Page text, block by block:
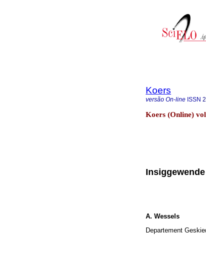
Koers
versão On-line ISSN
Koers (Online)
A. Wessels
Departement